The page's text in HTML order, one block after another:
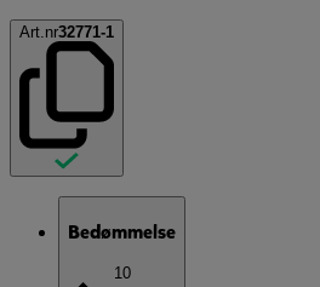
Art.nr32771-1
Bedømmelse
10